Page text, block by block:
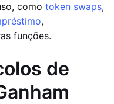
como token swaps,
,
funções.
de